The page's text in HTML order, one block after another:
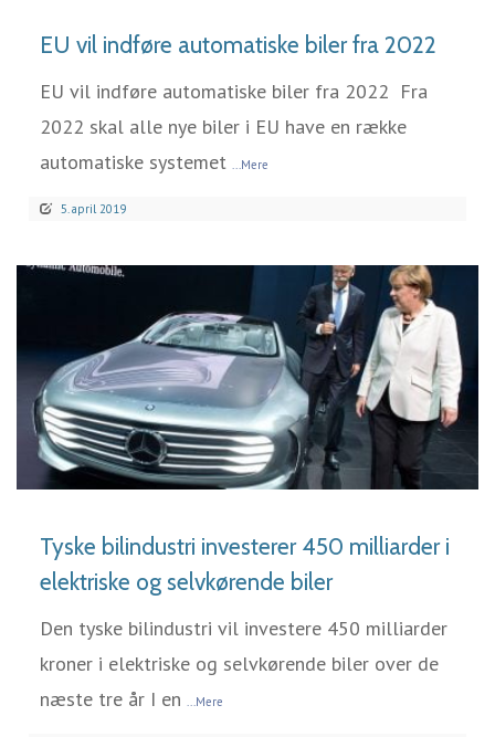
EU vil indføre automatiske biler fra 2022
EU vil indføre automatiske biler fra 2022 Fra
2022 skal alle nye biler i EU have en række
automatiske systemet ...Mere
5. april 2019
LÆS MERE
Tyske bilindustri investerer 450 milliarder i
elektriske og selvkørende biler
Den tyske bilindustri vil investere 450 milliarder
kroner i elektriske og selvkørende biler over de
næste tre år I en ...Mere